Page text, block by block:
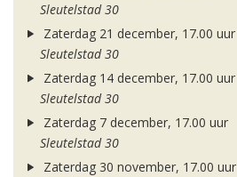
Sleutelstad 30
Zaterdag 21 december, 17.00 uur
Sleutelstad 30
Zaterdag 14 december, 17.00 uur
Sleutelstad 30
Zaterdag 7 december, 17.00 uur
Sleutelstad 30
Zaterdag 30 november, 17.00 uur